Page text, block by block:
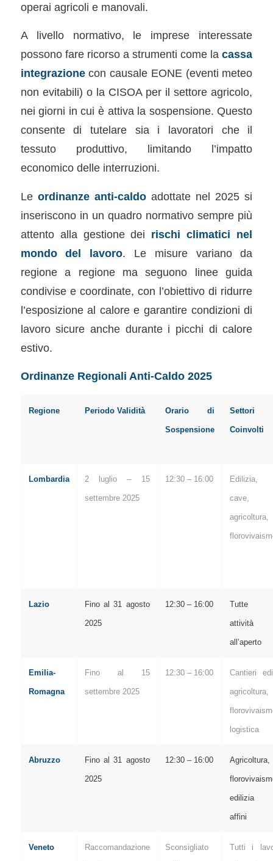
operai agricoli e manovali.
A livello normativo, le imprese interessate
possono fare ricorso a strumenti come lacassa
integrazionecon causale EONE (eventi meteo
non evitabili) o la CISOA per il settore agricolo,
nei giorni in cui è attiva la sospensione. Questo
consente di tutelare sia i lavoratori che il
tessuto produttivo, limitando l’impatto
economico delle interruzioni.
Le ordinanze anti-caldoadottate nel 2025 si
inseriscono in un quadro normativo sempre più
attento alla gestione dei rischi climatici nel
mondo del lavoro. Le misure variano da
regione a regione ma seguono linee guida
condivise e coordinate, con l’obiettivo di ridurre
l’esposizione al calore e garantire condizioni di
lavoro sicure anche durante i picchi di calore
estivo.
Ordinanze Regionali Anti-Caldo 2025
Regione Periodo Validità Orario di
Sospensione
Settori
Coinvolti
Lombardia 2 luglio – 15
settembre 2025
12:30 – 16:00 Edilizia,
cave,
agricoltura,
Lazio Fino al 31 agosto
2025
12:30 – 16:00 Tutte
attività
all’aperto
Emilia-
Romagna
Fino al 15
settembre 2025
12:30 – 16:00 Cantieri
agricoltura,
logistica
Abruzzo Fino al 31 agosto
2025
12:30 – 16:00 Agricoltura,
edilizia
affini
Veneto Raccomandazione Sconsigliato Tutti i